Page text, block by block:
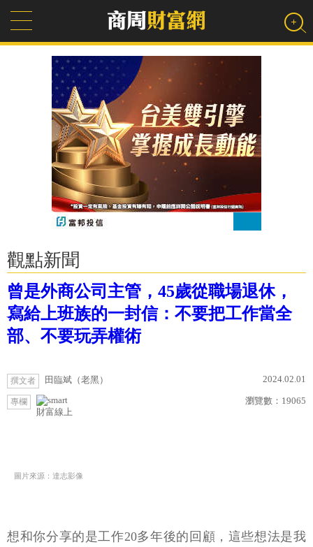
觀點新聞
曾是外商公司主管，45歲從職場退休，
寫給上班族的一封信：不要把工作當全
部、不要玩弄權術
撰文者 田臨斌（老黑） 2024.02.01
專欄
財富線上
瀏覽數： 19065
圖片來源：達志影像
想和你分享的是工作20多年後的回顧，這些想法是我